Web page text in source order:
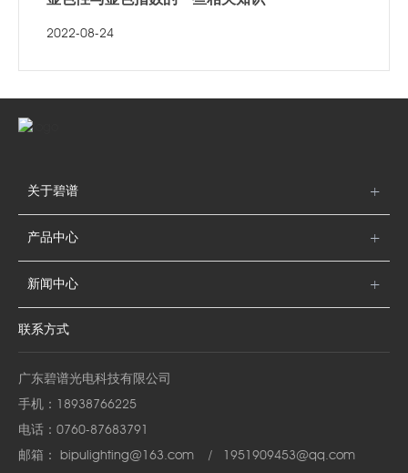
2022-08-24
关于碧谱
产品中心
新闻中心
联系方式
广东碧谱光电科技有限公司
手机： 18938766225
电话： 0760-87683791
邮箱： bipulighting@163.com /
1951909453@qq.com